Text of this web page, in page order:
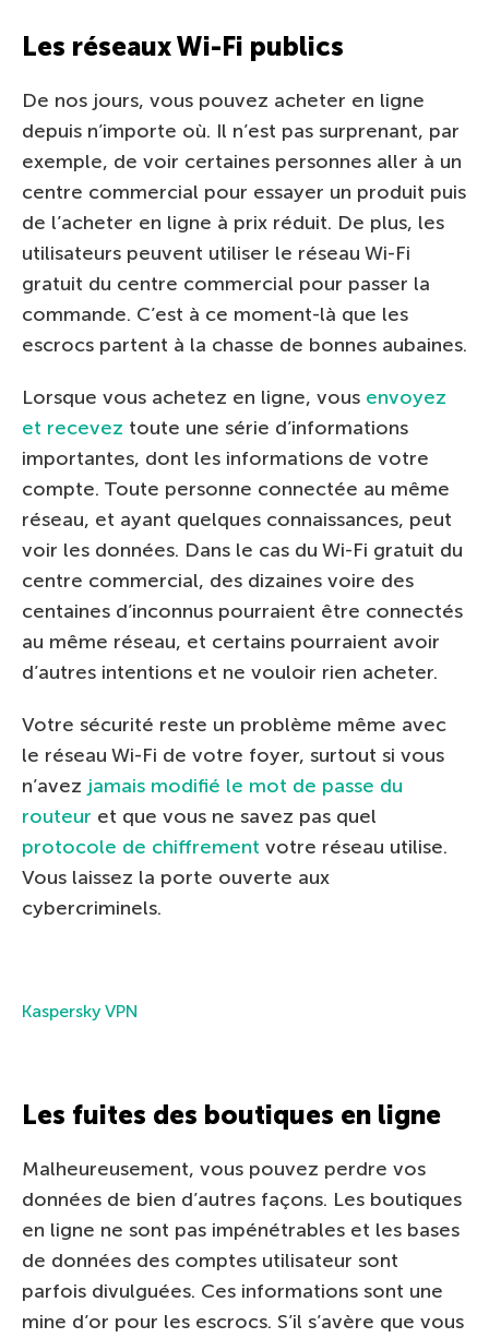
Les réseaux Wi-Fi publics
De nos jours, vous pouvez acheter en ligne
depuis n’importe où. Il n’est pas surprenant, par
exemple, de voir certaines personnes aller à un
centre commercial pour essayer un produit puis
de l’acheter en ligne à prix réduit. De plus, les
utilisateurs peuvent utiliser le réseau Wi-Fi
gratuit du centre commercial pour passer la
commande. C’est à ce moment-là que les
escrocs partent à la chasse de bonnes aubaines.
Lorsque vous achetez en ligne, vous envoyez
et recevez toute une série d’informations
importantes, dont les informations de votre
compte. Toute personne connectée au même
réseau, et ayant quelques connaissances, peut
voir les données. Dans le cas du Wi-Fi gratuit du
centre commercial, des dizaines voire des
centaines d’inconnus pourraient être connectés
au même réseau, et certains pourraient avoir
d’autres intentions et ne vouloir rien acheter.
Votre sécurité reste un problème même avec
le réseau Wi-Fi de votre foyer, surtout si vous
n’avez jamais modifié le mot de passe du
routeur et que vous ne savez pas quel
protocole de chiffrement votre réseau utilise.
Vous laissez la porte ouverte aux
cybercriminels.
Kaspersky VPN
Les fuites des boutiques en ligne
Malheureusement, vous pouvez perdre vos
données de bien d’autres façons. Les boutiques
en ligne ne sont pas impénétrables et les bases
de données des comptes utilisateur sont
parfois divulguées. Ces informations sont une
mine d’or pour les escrocs. S’il s’avère que vous